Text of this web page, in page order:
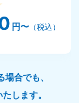
円〜（税込）
合でも、
します。